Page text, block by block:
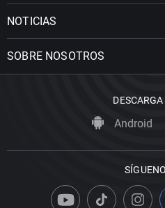
NOTICIAS
SOBRE NOSOTROS
Android